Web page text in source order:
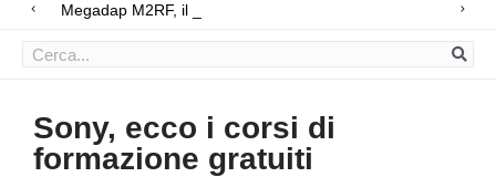
Megadap M2RF, il primo adattatore auto
Arri Rental, evoluzioni in arrivo
Sony, ecco i corsi di
formazione gratuiti